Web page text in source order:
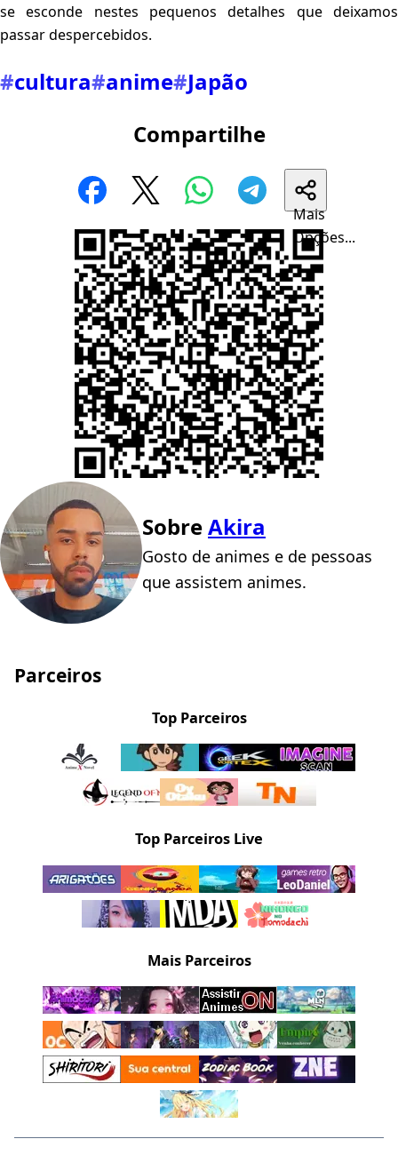
se esconde nestes pequenos detalhes que deixamos
passar despercebidos.
#cultura#anime#Japão
Compartilhe
Mais
Opções...
SobreAkira
Gosto de animes e de pessoas
que assistem animes.
Parceiros
Top Parceiros
Top Parceiros Live
Mais Parceiros